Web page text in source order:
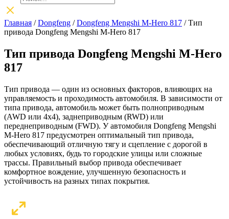
Главная /Dongfeng /Dongfeng Mengshi M-Hero 817 / Тип
привода Dongfeng Mengshi M-Hero 817
Тип привода Dongfeng Mengshi M-Hero
817
Тип привода — один из основных факторов, влияющих на
управляемость и проходимость автомобиля. В зависимости от
типа привода, автомобиль может быть полноприводным
(AWD или 4x4), заднеприводным (RWD) или
переднеприводным (FWD). У автомобиля Dongfeng Mengshi
M-Hero 817 предусмотрен оптимальный тип привода,
обеспечивающий отличную тягу и сцепление с дорогой в
любых условиях, будь то городские улицы или сложные
трассы. Правильный выбор привода обеспечивает
комфортное вождение, улучшенную безопасность и
устойчивость на разных типах покрытия.